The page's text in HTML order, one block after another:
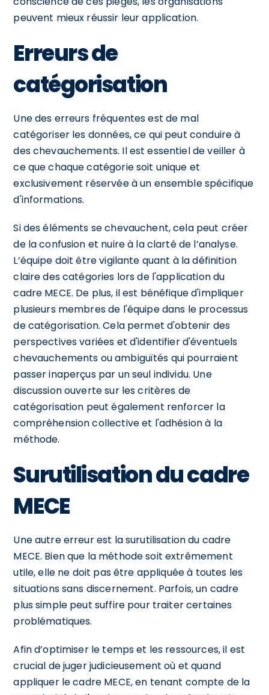
peuvent mieux réussir leur application.
Erreurs de
catégorisation
Une des erreurs fréquentes est de mal
catégoriser les données, ce qui peut conduire à
des chevauchements. Il est essentiel de veiller à
ce que chaque catégorie soit unique et
exclusivement réservée à un ensemble spécifique
d'informations.
Si des éléments se chevauchent, cela peut créer
de la confusion et nuire à la clarté de l’analyse.
L’équipe doit être vigilante quant à la définition
claire des catégories lors de l'application du
cadre MECE. De plus, il est bénéfique d'impliquer
plusieurs membres de l'équipe dans le processus
de catégorisation. Cela permet d'obtenir des
perspectives variées et d'identifier d'éventuels
chevauchements ou ambiguïtés qui pourraient
passer inaperçus par un seul individu. Une
discussion ouverte sur les critères de
catégorisation peut également renforcer la
compréhension collective et l'adhésion à la
méthode.
Surutilisation du cadre
MECE
Une autre erreur est la surutilisation du cadre
MECE. Bien que la méthode soit extrêmement
utile, elle ne doit pas être appliquée à toutes les
situations sans discernement. Parfois, un cadre
plus simple peut suffire pour traiter certaines
problématiques.
Afin d’optimiser le temps et les ressources, il est
crucial de juger judicieusement où et quand
appliquer le cadre MECE, en tenant compte de la